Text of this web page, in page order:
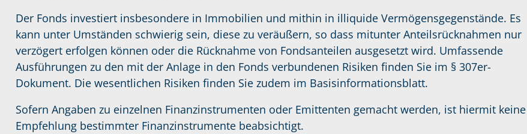
Der Fonds investiert insbesondere in Immobilien und mithin in illiquide Vermögensgegenstände. Es
kann unter Umständen schwierig sein, diese zu veräußern, so dass mitunter Anteilsrücknahmen nur
verzögert erfolgen können oder die Rücknahme von Fondsanteilen ausgesetzt wird. Umfassende
Ausführungen zu den mit der Anlage in den Fonds verbundenen Risiken finden Sie im § 307er-
Dokument. Die wesentlichen Risiken finden Sie zudem im Basisinformationsblatt.
Sofern Angaben zu einzelnen Finanzinstrumenten oder Emittenten gemacht werden, ist hiermit keine
Empfehlung bestimmter Finanzinstrumente beabsichtigt.